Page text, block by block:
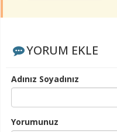
YORUM EKLE
Adınız Soyadınız
Yorumunuz